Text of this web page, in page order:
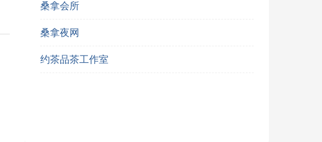
桑拿会所
桑拿夜网
约茶品茶工作室